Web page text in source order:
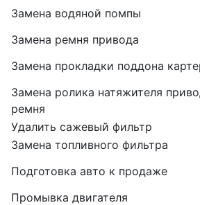
Замена водяной помпы
Замена ремня привода
Замена прокладки поддона
Замена ролика натяжителя
ремня
Удалить сажевый фильтр
Замена топливного фильтра
Подготовка авто к продаже
Промывка двигателя